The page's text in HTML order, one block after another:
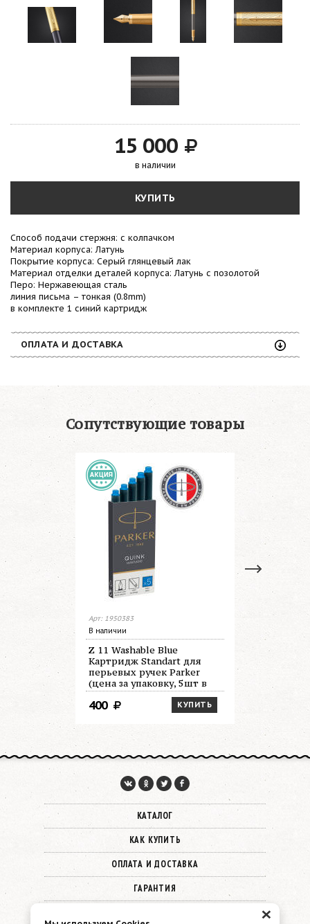
15 000
в наличии
КУПИТЬ
Способ подачи стержня: с колпачком
Материал корпуса: Латунь
Покрытие корпуса: Серый глянцевый лак
Материал отделки деталей корпуса: Латунь с позолотой
Перо: Нержавеющая сталь
линия письма – тонкая (0.8mm)
в комплекте 1 синий картридж
ОПЛАТА И ДОСТАВКА
Сопутствующие товары
Арт: 1950383
В наличии
Z 11 Washable Blue
Картридж Standart для
перьевых ручек Parker
(цена за упаковку, 5шт в
упаковке)
КУПИТЬ
400
В наличии
Z 11
КАТАЛОГ
КАК КУПИТЬ
ОПЛАТА И ДОСТАВКА
ГАРАНТИЯ
×